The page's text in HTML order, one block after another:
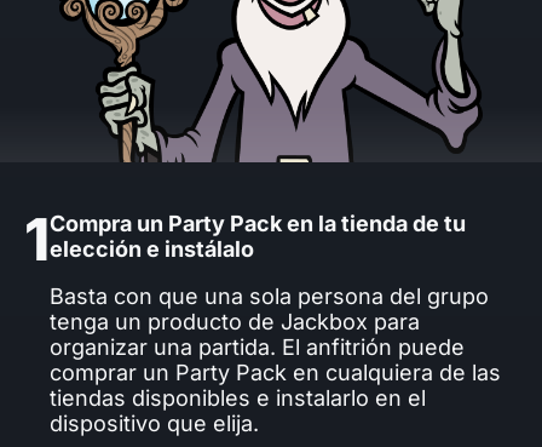
1Compra un Party Pack en la tienda de tu
elección e instálalo
Basta con que una sola persona del grupo
tenga un producto de Jackbox para
organizar una partida. El anfitrión puede
comprar un Party Pack en cualquiera de las
tiendas disponibles e instalarlo en el
dispositivo que elija.